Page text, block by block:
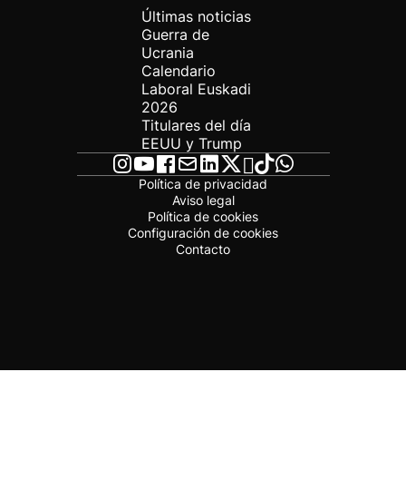
Últimas noticias
Guerra de
Ucrania
Calendario
Laboral Euskadi
2026
Titulares del día
EEUU y Trump
Política de privacidad
Aviso legal
Política de cookies
Configuración de cookies
Contacto